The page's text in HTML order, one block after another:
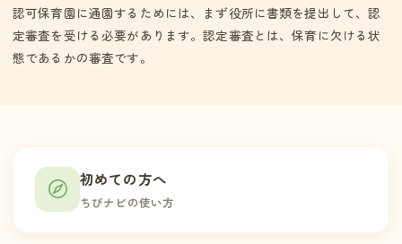
認可保育園に通園するためには、まず役所に書類を提出して、認
定審査を受ける必要があります。認定審査とは、保育に欠ける状
態であるかの審査です。
初めての方へ
ちびナビの使い方